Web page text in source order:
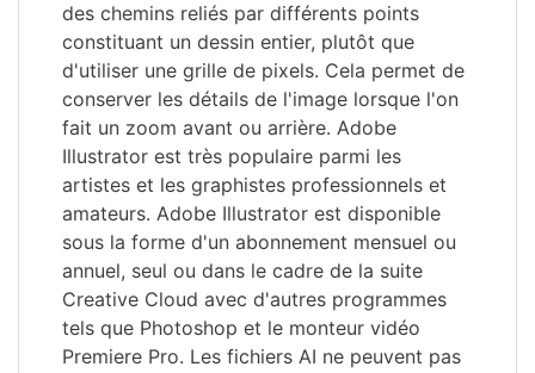
des chemins reliés par différents points
constituant un dessin entier, plutôt que
d'utiliser une grille de pixels. Cela permet de
conserver les détails de l'image lorsque l'on
fait un zoom avant ou arrière. Adobe
Illustrator est très populaire parmi les
artistes et les graphistes professionnels et
amateurs. Adobe Illustrator est disponible
sous la forme d'un abonnement mensuel ou
annuel, seul ou dans le cadre de la suite
Creative Cloud avec d'autres programmes
tels que Photoshop et le monteur vidéo
Premiere Pro. Les fichiers AI ne peuvent pas